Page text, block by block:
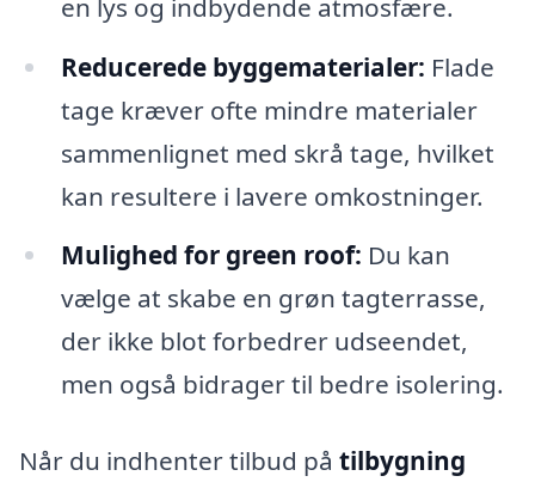
en lys og indbydende atmosfære.
Reducerede byggematerialer: Flade
tage kræver ofte mindre materialer
sammenlignet med skrå tage, hvilket
kan resultere i lavere omkostninger.
Mulighed for green roof: Du kan
vælge at skabe en grøn tagterrasse,
der ikke blot forbedrer udseendet,
men også bidrager til bedre isolering.
Når du indhenter tilbud på tilbygning